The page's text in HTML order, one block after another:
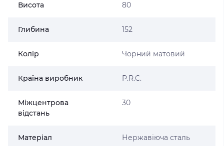
Висота 80
Глибина 152
Колір Чорний матовий
Країна виробник P.R.C.
Міжцентрова
відстань
30
Матеріал Нержавіюча сталь